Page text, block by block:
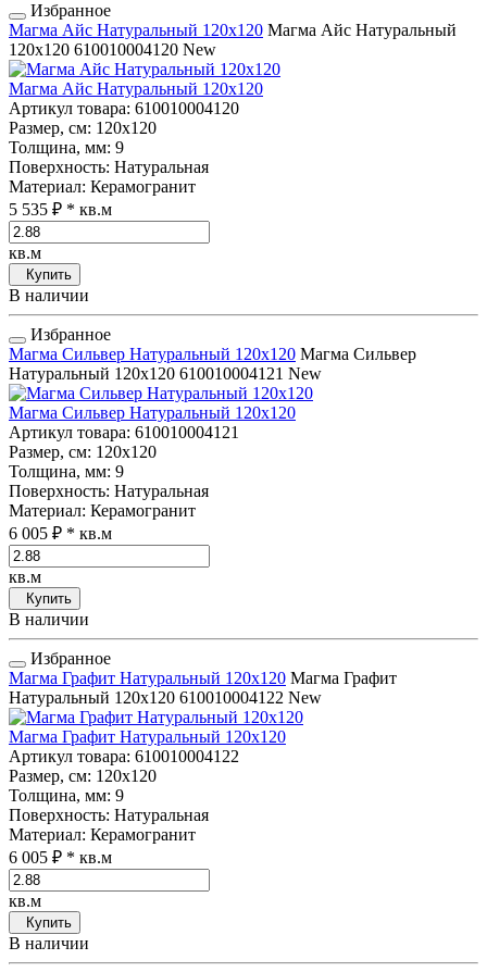
Избранное
Магма Айс Натуральный 120x120 Магма Айс Натуральный
120x120 610010004120 New
Магма Айс Натуральный 120x120
Артикул товара: 610010004120
Размер, см: 120x120
Толщина, мм: 9
Поверхность: Натуральная
Материал: Керамогранит
5 535 ₽ * кв.м
кв.м
Купить
В наличии
Избранное
Магма Сильвер Натуральный 120x120 Магма Сильвер
Натуральный 120x120 610010004121 New
Магма Сильвер Натуральный 120x120
Артикул товара: 610010004121
Размер, см: 120x120
Толщина, мм: 9
Поверхность: Натуральная
Материал: Керамогранит
6 005 ₽ * кв.м
кв.м
Купить
В наличии
Избранное
Магма Графит Натуральный 120x120 Магма Графит
Натуральный 120x120 610010004122 New
Магма Графит Натуральный 120x120
Артикул товара: 610010004122
Размер, см: 120x120
Толщина, мм: 9
Поверхность: Натуральная
Материал: Керамогранит
6 005 ₽ * кв.м
кв.м
Купить
В наличии